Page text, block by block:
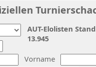
Vorname
AUT-Elolisten
13.945